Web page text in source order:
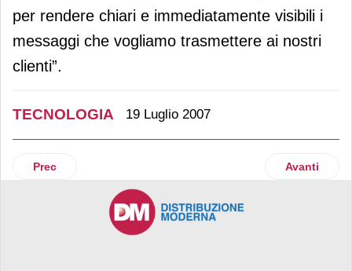
per rendere chiari e immediatamente visibili i
messaggi che vogliamo trasmettere ai nostri
clienti”.
TECNOLOGIA 19 Luglio 2007
Articolo precedente: Geomaker: informazioni in tempo
Prec Articolo
Avanti